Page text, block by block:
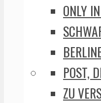
ONLY
POST,
ZU